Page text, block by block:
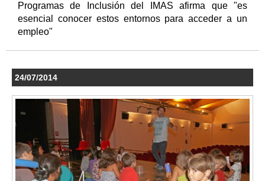
Programas de Inclusión del IMAS afirma que "es
esencial conocer estos entornos para acceder a un
empleo"
24/07/2014